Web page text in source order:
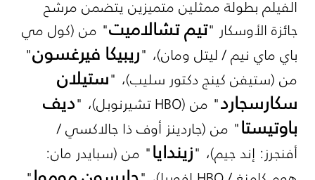
الفيلم بطولة ممثلين متميزين يتضمن مرشح
جائزة الأوسكار "تيم تشالاميت" من (كول مي
باي ماي نيم / ليتل ومان)، "ريبيكا فيرغسون"
من (ستيفن كينج دكتور سليب)، "ستيلان
سكارسجارد" من (HBO تشيرنوبل)، " ديف
باوتيستا" من (جاردينز أوف ذا جالاكسي /
أفنجرز: إند جيم)، "زيندايا" من (سبايدر مان: